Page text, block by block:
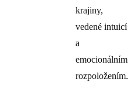
krajiny,
vedené intuicí
a
emocionálním
rozpoložením.